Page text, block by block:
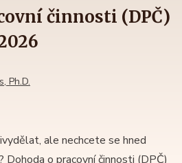
činnosti (DPČ)
Ph.D.
ale nechcete se hned
Dohoda o pracovní činnosti (DPČ)